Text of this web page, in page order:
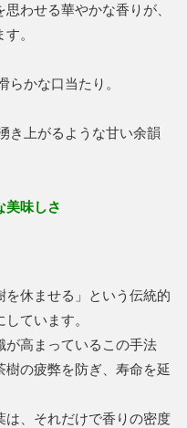
わせる華やかな香りが、
。
らかな口当たり。
き上がるような甘い余韻
美味しさ
を休ませる」という伝統的
ています。
が高まっているこの手法
の疲弊を防ぎ、寿命を延
は、それだけで香りの密度